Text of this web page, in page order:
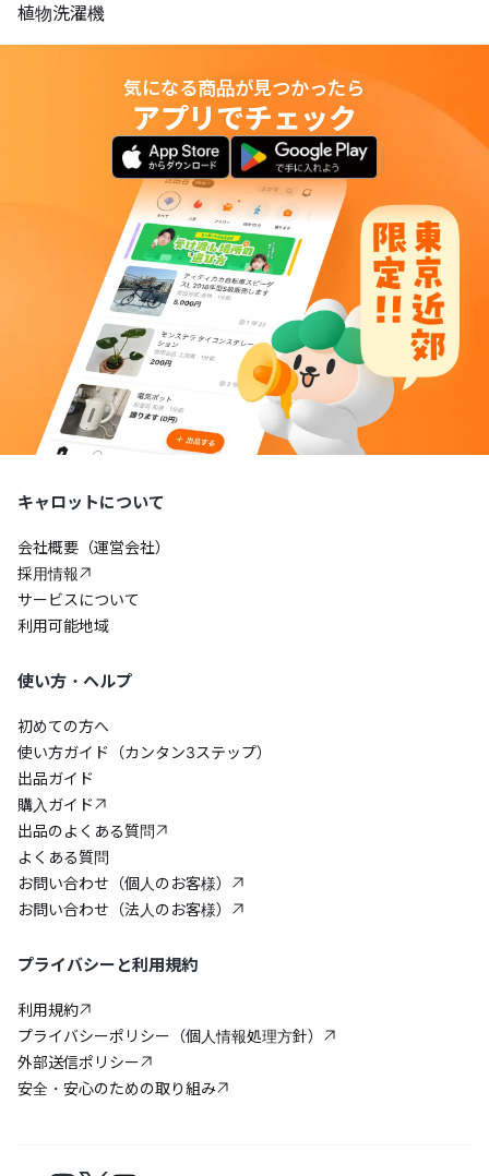
植物洗濯機
気になる商品が見つかったら
アプリでチェック
キャロットについて
会社概要（運営会社）
採用情報
サービスについて
利用可能地域
使い方・ヘルプ
初めての方へ
使い方ガイド（カンタン3ステップ）
出品ガイド
購入ガイド
出品のよくある質問
よくある質問
お問い合わせ（個人のお客様）
お問い合わせ（法人のお客様）
プライバシーと利用規約
利用規約
プライバシーポリシー（個人情報処理方針）
外部送信ポリシー
安全・安心のための取り組み